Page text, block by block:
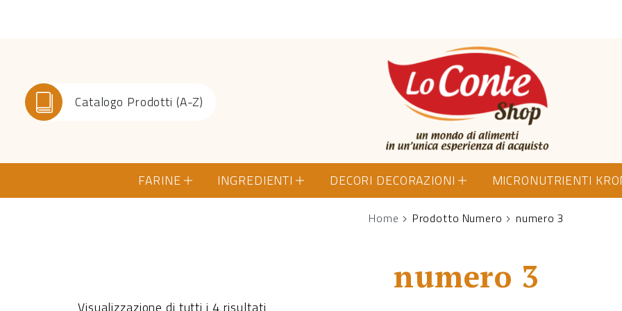
Catalogo Prodotti (A-Z)
Lo Conte Shop
FARINE INGREDIENTI DECORI DECORAZIONI MICRONUTRIENTI
Home Prodotto Numero numero 3
numero 3
Visualizzazione di tutti i 4 risultati